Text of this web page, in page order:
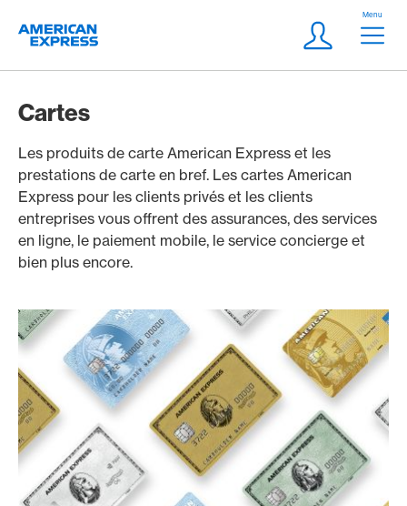
Logo
Meta
Login
Menu
Cartes
Les produits de carte American Express et les
prestations de carte en bref. Les cartes American
Express pour les clients privés et les clients
entreprises vous offrent des assurances, des services
en ligne, le paiement mobile, le service concierge et
bien plus encore.